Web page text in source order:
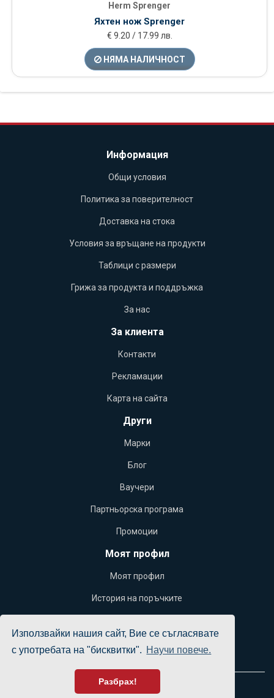
Използвайки нашия сайт, Вие се съгласявате
с употребата на "бисквитки". Научи повече.
Разбрах!
Herm Sprenger
Яхтен нож Sprenger
€ 9.20 / 17.99 лв.
НЯМА НАЛИЧНОСТ
Информация
Общи условия
Политика за поверителност
Доставка на стока
Условия за връщане на продукти
Таблици с размери
Грижа за продукта и поддръжка
За нас
За клиента
Контакти
Рекламации
Карта на сайта
Други
Марки
Блог
Ваучери
Партньорска програма
Промоции
Моят профил
Моят профил
История на поръчките